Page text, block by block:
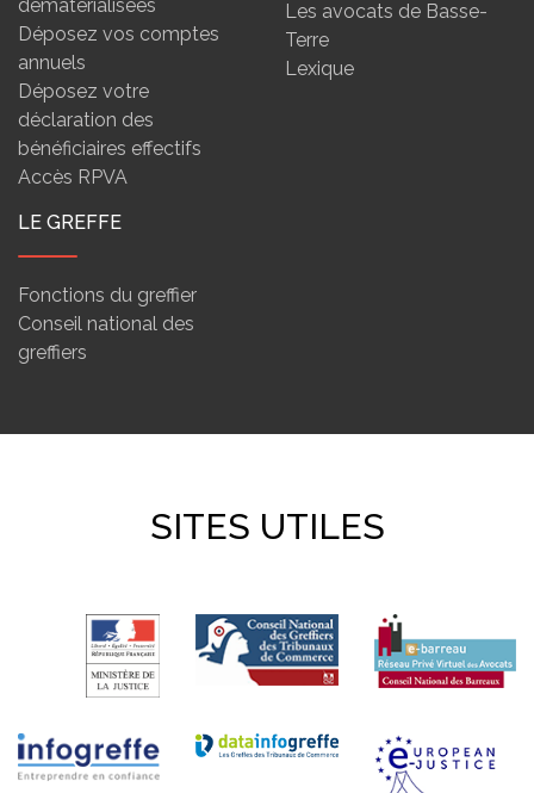
dématérialisées
Déposez vos comptes
annuels
Déposez votre
déclaration des
bénéficiaires effectifs
Accès RPVA
Les avocats de Basse-
Terre
Lexique
LE GREFFE
Fonctions du greffier
Conseil national des
greffiers
SITES UTILES